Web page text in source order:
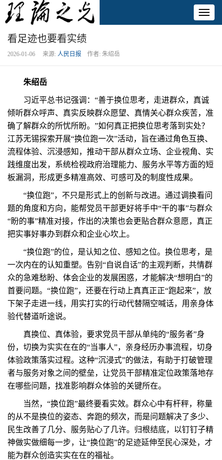
看足迹也要看实绩
2026-01-06 来源: 人民日报 作者: 朱绍岳
朱绍岳
习近平总书记强调：“善于换位思考，走进群众，真诚
倾听群众呼声、真实反映群众愿望、真情关心群众疾苦，准
确了解群众的所忧所盼。”如何真正把换位思考落到实处？
江苏无锡探索开展“换位跑一次”活动，旨在通过角色互换、
流程体验、沉浸感知，推动干部从群众立场、企业视角、实
践维度出发，系统检视政府治理能力、服务水平等方面的短
板漏洞，形成更多精准高效、可感可及的制度性成果。
“换位跑”，不只是形式上的创新与改进。通过调换看问
题的角度和方向，能帮党员干部更好将手中“干的事”与群众
“盼的事”精准对接，作出的决策也会更贴合群众意愿，真正
把实事好事办到群众和企业心坎上。
“换位跑”的位，是认知之位、感知之位。换位思考，是
一次内在的认知重塑。告别“自说自话”的主观判断，共情群
众的急难愁盼、体会企业的发展困惑，才能解决“想明白”的
首要问题。“换位跑”，还要在行动上真真正正“跑起来”，放
下架子走进一线，用实打实的行动代替隔空喊话，用亲身体
验代替道听途说。
真换位、真体验，要求党员干部从单纯的“服务者”身
份，切换为实实在在的“当事人”，亲身经历办事流程，切身
体验政策落实过程。这种“沉浸式”的做法，有助于打破管理
者与服务对象之间的壁垒，让党员干部精准定位政策落地存
在哪些问题，找准影响群众体验的关键所在。
当然，“换位跑”最终要看实效。群众心中有杆秤，称量
的从不是换位的姿态、奔跑的频次，而是问题解决了多少、
民生改善了几分、服务贴心了几许。归根结底，以钉钉子精
神做实做细每一步，让“换位跑”的足迹延伸至民心深处，才
能为群众创造实实在在的福祉。